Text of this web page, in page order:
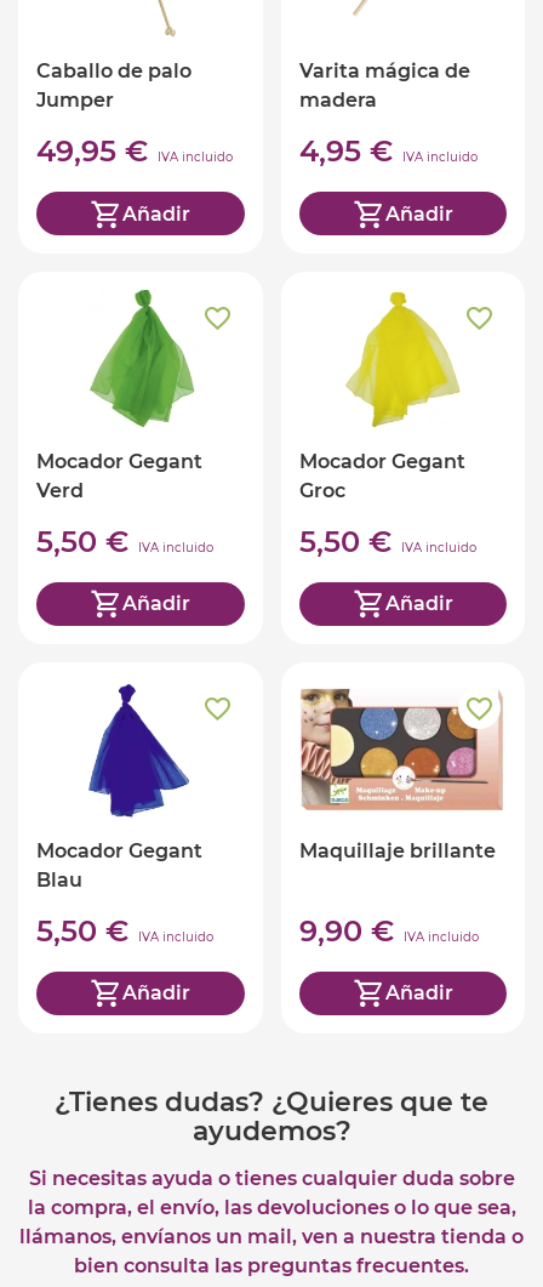
Caballo de palo
Jumper
49,95 € IVA incluido
Añadir
Varita mágica de
madera
4,95 € IVA incluido
Añadir
Mocador Gegant
Verd
5,50 € IVA incluido
Añadir
Mocador Gegant
Groc
5,50 € IVA incluido
Añadir
Mocador Gegant
Blau
5,50 € IVA incluido
Añadir
Maquillaje brillante
9,90 € IVA incluido
Añadir
¿Tienes dudas? ¿Quieres que te
ayudemos?
Si necesitas ayuda o tienes cualquier duda sobre
la compra, el envío, las devoluciones o lo que sea,
llámanos, envíanos un mail, ven a nuestra tienda o
bien consulta las preguntas frecuentes.